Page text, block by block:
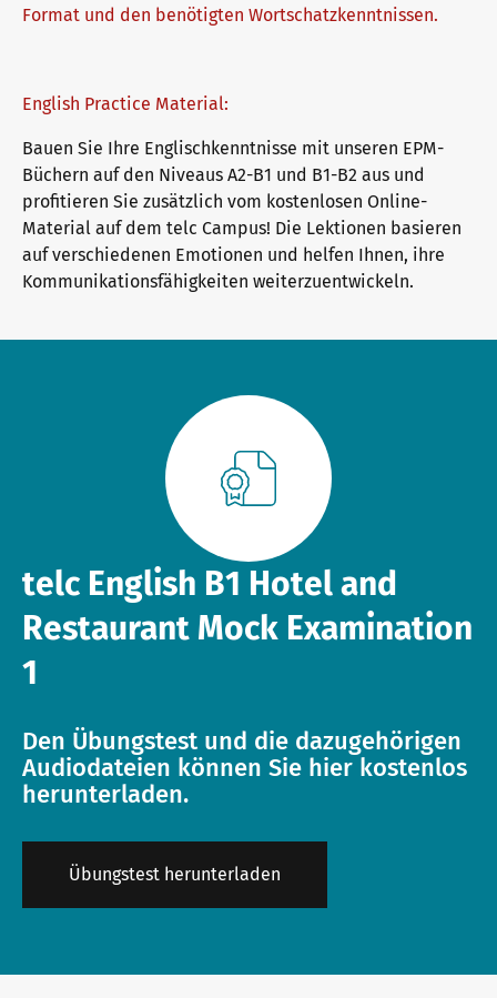
Infopakete
Qualifikationsphasen
Trainingsformate
telc Campus
Training: Support & FAQ
Stellenangebote
Newsletter
Konferenzräume in Bad Homburg
Format und den benötigten Wortschatzkenntnissen.
English Practice Material:
Bauen Sie Ihre Englischkenntnisse mit unseren EPM-
Büchern auf den Niveaus A2-B1 und B1-B2 aus und
profitieren Sie zusätzlich vom kostenlosen Online-
Material auf dem telc Campus! Die Lektionen basieren
auf verschiedenen Emotionen und helfen Ihnen, ihre
Kommunikationsfähigkeiten weiterzuentwickeln.
telc English B1 Hotel and
Restaurant Mock Examination
1
Den Übungstest und die dazugehörigen
Audiodateien können Sie hier kostenlos
herunterladen.
Übungstest herunterladen